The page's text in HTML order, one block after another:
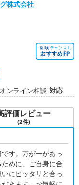
株式会社
オンライン相談 対応
す。万が一があっ
めに、ご自身に合
にピッタリと合っ
評価レビュー
(2件)